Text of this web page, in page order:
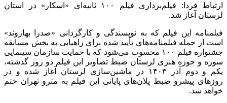
ارتباط فردا: فیلم‌برداری فیلم ۱۰۰ ثانیه‌ای «اسکار» در استان
لرستان آغاز شد.
فیلمنامه این فیلم که به نویسندگی و کارگردانی «صدرا بهاروند»
است از جمله فیلمنامه‌های تأیید شده برای راهیابی به بخش مسابقه
جشنواره فیلم ۱۰۰ محسوب می‌شود که با حمایت سازمان سینمایی
سوره و حوزه هنری لرستان ضبط تصاویر این فیلم دو روز گذشته،
یکم و دوم آذر ۱۴۰۳ در ماشین‌سازی لرستان آغاز شده و در
روزهای پیشرو ضبط پلان‌های پایانی این فیلم به مترو تهران ختم
خواهد شد.